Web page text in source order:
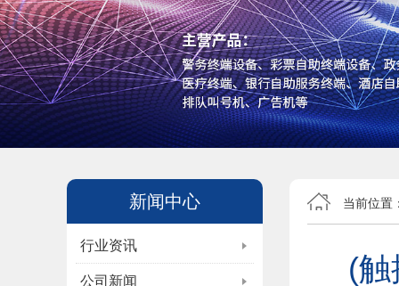
新闻中心
行业资讯
公司新闻
当前位置
(